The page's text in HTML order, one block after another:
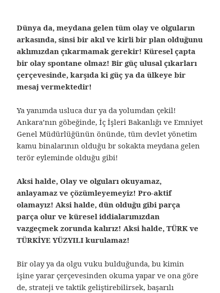
Dünya da, meydana gelen tüm olay ve olguların
arkasında, sinsi bir akıl ve kirli bir plan olduğunu
aklımızdan çıkarmamak gerekir! Küresel çapta
bir olay spontane olmaz! Bir güç ulusal çıkarları
çerçevesinde, karşıda ki güç ya da ülkeye bir
mesaj vermektedir!
Ya yanımda usluca dur ya da yolumdan çekil!
Ankara’nın göbeğinde, İç İşleri Bakanlığı ve Emniyet
Genel Müdürlüğünün önünde, tüm devlet yönetim
kamu binalarının olduğu br sokakta meydana gelen
terör eyleminde olduğu gibi!
Aksi halde, Olay ve olguları okuyamaz,
anlayamaz ve çözümleyemeyiz! Pro-aktif
olamayız! Aksi halde, dün olduğu gibi parça
parça olur ve küresel iddialarımızdan
vazgeçmek zorunda kalırız! Aksi halde, TÜRK ve
TÜRKİYE YÜZYILI kurulamaz!
Bir olay ya da olgu vuku bulduğunda, bu kimin
işine yarar çerçevesinden okuma yapar ve ona göre
de, strateji ve taktik geliştirebilirsek, başarılı